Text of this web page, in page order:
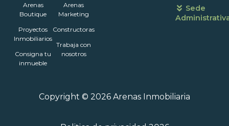
Arenas
Boutique
Proyectos
Inmobiliarios
Consigna tu
inmueble
Arenas
Marketing
Constructoras
Trabaja con
nosotros
Sede
Copyright © 2026 Arenas Inmobiliaria